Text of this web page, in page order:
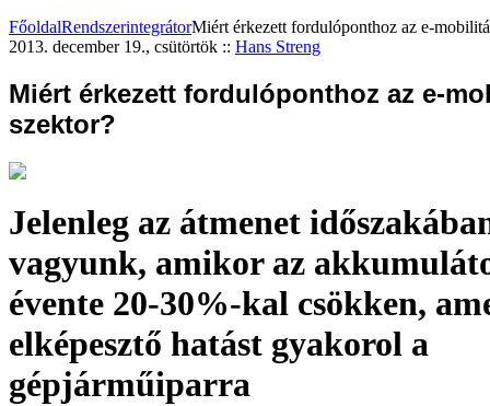
FőoldalRendszerintegrátorMiért érkezett fordulóponthoz az e-
2013. december 19., csütörtök :: Hans Streng
Miért érkezett fordulóponthoz az e-
szektor?
Jelenleg az átmenet
vagyunk, amikor az
évente 20-30%-kal csökken,
elképesztő hatást gyakorol a
gépjárműiparra